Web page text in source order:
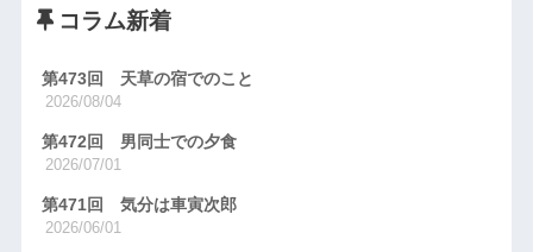
コラム新着
第473回 天草の宿でのこと
2026/08/04
第472回 男同士での夕食
2026/07/01
第471回 気分は車寅次郎
2026/06/01